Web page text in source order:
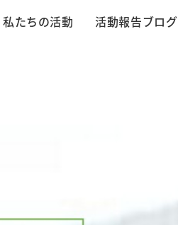
私たちの活動 活動報告ブログ